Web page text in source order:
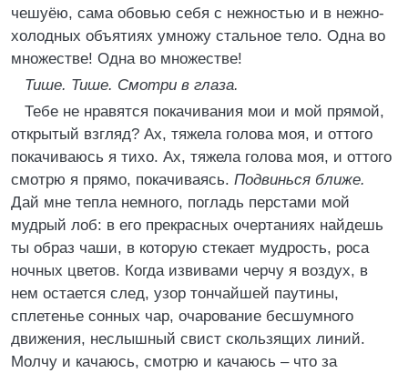
чешуёю, сама обовью себя с нежностью и в нежно-
холодных объятиях умножу стальное тело. Одна во
множестве! Одна во множестве!
Тише. Тише. Смотри в глаза.
Тебе не нравятся покачивания мои и мой прямой,
открытый взгляд? Ах, тяжела голова моя, и оттого
покачиваюсь я тихо. Ах, тяжела голова моя, и оттого
смотрю я прямо, покачиваясь. Подвинься ближе.
Дай мне тепла немного, погладь перстами мой
мудрый лоб: в его прекрасных очертаниях найдешь
ты образ чаши, в которую стекает мудрость, роса
ночных цветов. Когда извивами черчу я воздух, в
нем остается след, узор тончайшей паутины,
сплетенье сонных чар, очарование бесшумного
движения, неслышный свист скользящих линий.
Молчу и качаюсь, смотрю и качаюсь – что за